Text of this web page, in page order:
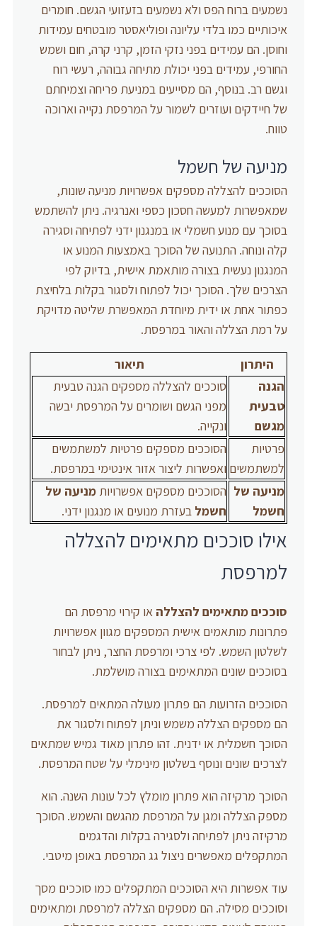
נשמעים ברוח הפס ולא נשמעים בזעזועי הגשם. חומרים
איכותיים כמו בלדי עליונה ופוליאסטר מובטחים עמידות
וחוסן. הם עמידים בפני נזקי הזמן, קרני קרה, חום ושמש
החורפי, עמידים בפני יכולת מתיחה גבוהה, רעשי רוח
וגשם רב. בנוסף, הם מסייעים במניעת פריחה וצמיחתם
של חיידקים ועוזרים לשמור על המרפסת נקייה וארוכה
טווח.
מניעה של חשמל
הסוככים להצללה מספקים אפשרויות מניעה שונות,
שמאפשרות למעשה חסכון כספי ואנרגיה. ניתן להשתמש
בסוכך עם מנוע חשמלי או במנגנון ידני לפתיחה וסגירה
קלה ונוחה. התנועה של הסוכך באמצעות המנוע או
המנגנון נעשית בצורה מותאמת אישית, בדיוק לפי
הצרכים שלך. הסוכך יכול לפתוח ולסגור בקלות בלחיצת
כפתור אחת או ידית מיוחדת המאפשרת שליטה מדויקת
על רמת הצללה והאור במרפסת.
היתרון
תיאור
הגנה
טבעית
מגשם
סוככים להצללה מספקים הגנה טבעית
מפני הגשם ושומרים על המרפסת יבשה
ונקייה.
פרטיות
למשתמשים
הסוככים מספקים פרטיות למשתמשים
ואפשרות ליצור אזור אינטימי במרפסת.
מניעה של
חשמל
הסוככים מספקים אפשרויות מניעה של
חשמל בעזרת מנועים או מנגנון ידני.
אילו סוככים מתאימים להצללה
למרפסת
סוככים מתאימים להצללה או קירוי מרפסת הם
פתרונות מותאמים אישית המספקים מגוון אפשרויות
לשלטון השמש. לפי צרכי ומרפסת החצר, ניתן לבחור
בסוככים שונים המתאימים בצורה מושלמת.
הסוככים הזרועות הם פתרון מעולה המתאים למרפסת.
הם מספקים הצללה משמש וניתן לפתוח ולסגור את
הסוכך חשמלית או ידנית. זהו פתרון מאוד גמיש שמתאים
לצרכים שונים ונוסף בשלטון מינימלי על שטח המרפסת.
הסוכך מרקיזה הוא פתרון מומלץ לכל עונות השנה. הוא
מספק הצללה ומגן על המרפסת מהגשם והשמש. הסוכך
מרקיזה ניתן לפתיחה ולסגירה בקלות והדגמים
המתקפלים מאפשרים ניצול גג המרפסת באופן מיטבי.
עוד אפשרות היא הסוככים המתקפלים כמו סוככים מסך
וסוככים מסילה. הם מספקים הצללה למרפסת ומתאימים